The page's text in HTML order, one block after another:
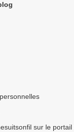
sur le portail